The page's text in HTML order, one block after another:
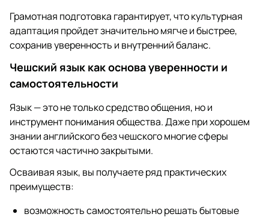
Грамотная подготовка гарантирует, что культурная
адаптация пройдет значительно мягче и быстрее,
сохранив уверенность и внутренний баланс.
Чешский язык как основа уверенности и
самостоятельности
Язык — это не только средство общения, но и
инструмент понимания общества. Даже при хорошем
знании английского без чешского многие сферы
остаются частично закрытыми.
Осваивая язык, вы получаете ряд практических
преимуществ:
возможность самостоятельно решать бытовые